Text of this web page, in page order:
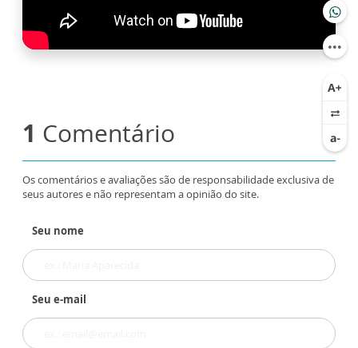
1 Comentário
Os comentários e avaliações são de responsabilidade exclusiva de
seus autores e não representam a opinião do site.
Seu nome
Seu e-mail